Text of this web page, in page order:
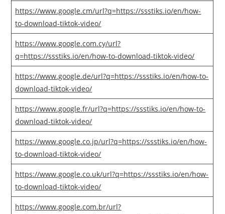
https://www.google.cm/url?q=https://ssstiks.io/en/how-
to-download-tiktok-video/
https://www.google.com.cy/url?
q=https://ssstiks.io/en/how-to-download-tiktok-video/
https://www.google.de/url?q=https://ssstiks.io/en/how-to-
download-tiktok-video/
https://www.google.fr/url?q=https://ssstiks.io/en/how-to-
download-tiktok-video/
https://www.google.co.jp/url?q=https://ssstiks.io/en/how-
to-download-tiktok-video/
https://www.google.co.uk/url?q=https://ssstiks.io/en/how-
to-download-tiktok-video/
https://www.google.com.br/url?